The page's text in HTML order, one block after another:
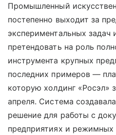
Промышленный
постепенно выходит за
экспериментальных задач
претендовать на роль
инструмента крупных
последних примеров —
которую холдинг «Росэл»
апреля. Система
решение для работы с
предприятиях и режимных